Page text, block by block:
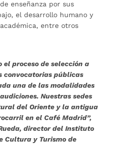
enseñanza por sus
el desarrollo humano y
entre otros
el proceso de selección a
convocatorias públicas
una de las modalidades
Nuestras sedes
del Oriente y la antigua
en el Café Madrid”,
director del Instituto
Cultura y Turismo de